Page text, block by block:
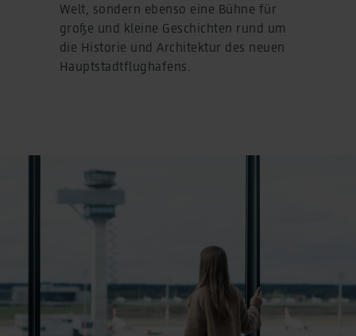
Welt, sondern ebenso eine Bühne für
große und kleine Geschichten rund um
die Historie und Architektur des neuen
Hauptstadtflughafens.